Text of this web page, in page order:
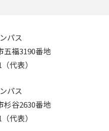
パス
五福3190番地
代表）
パス
杉谷2630番地
代表）